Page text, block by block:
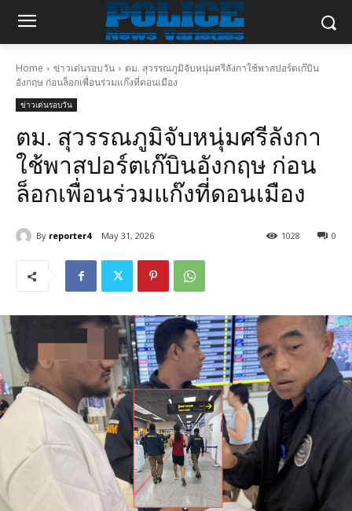
Home ข่าวเด่นรอบวัน
ตม. สุวรรณภูมิจับหนุ่มศรีลังกาใช้พาสปอร์ตเก๊บิน
อังกฤษ ก่อนล็อกเพื่อนร่วมแก๊งที่ดอนเมือง
ข่าวเด่นรอบวัน
ตม. สุวรรณภูมิจับหนุ่มศรีลังกา
ใช้พาสปอร์ตเก๊บินอังกฤษ ก่อน
ล็อกเพื่อนร่วมแก๊งที่ดอนเมือง
By reporter4 May 31, 2026 0
1028